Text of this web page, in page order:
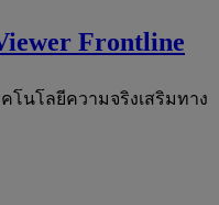
Frontline
โนโลยีความจริงเสริมทาง